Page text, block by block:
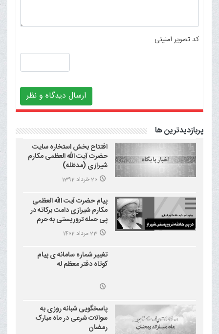
کد تصویر امنیتی
ارسال دیدگاه و نظر
پربازدیدترین ها
افتتاح بخش استخاره سایت
حضرت آیت الله العظمی مکارم
شیرازی (مدظله)
20 خرداد 1392
پیام حضرت آیت الله العظمی
مکارم شیرازی دامت برکاته در
پی حمله تروریستی به حرم
احمد بن موسی علیه السلام
(شاهچراغ)
23 مرداد 1402
تغییر شماره سامانه ی پیام
کوتاه دفتر معظم له
پاسخگویی شبانه روزی به
سوالات شرعی در ماه مبارک
رمضان